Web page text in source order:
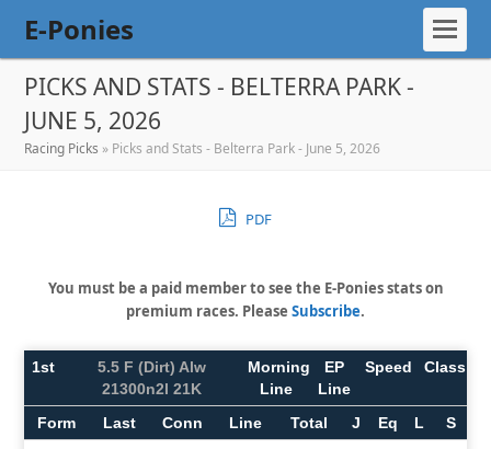
E-Ponies
PICKS AND STATS - BELTERRA PARK -
JUNE 5, 2026
Racing Picks » Picks and Stats - Belterra Park - June 5, 2026
PDF
You must be a paid member to see the E-Ponies stats on
premium races. Please Subscribe.
1st
5.5 F (Dirt) Alw
21300n2l 21K
Morning
Line
EP
Line
Speed Class
Form Last Conn Line Total J Eq L S